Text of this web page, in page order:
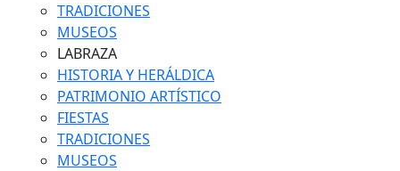
TRADICIONES
MUSEOS
LABRAZA
HISTORIA Y HERÁLDICA
PATRIMONIO ARTÍSTICO
FIESTAS
TRADICIONES
MUSEOS